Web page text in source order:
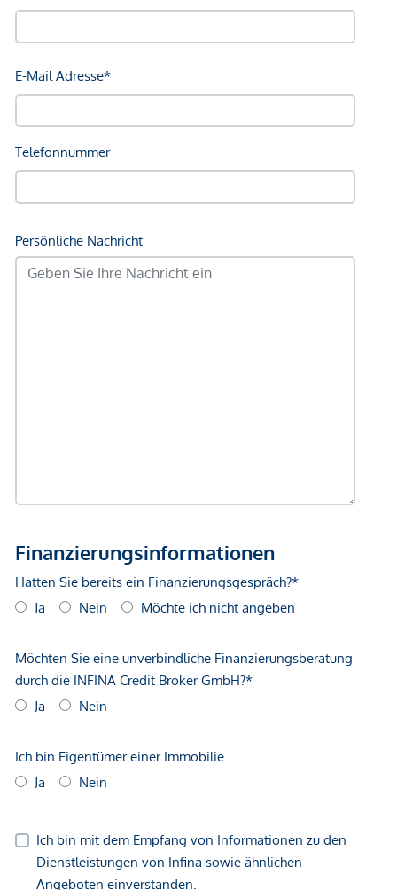
*Der Vertrag kommt nicht mit der INFINA Credit Broker
GmbH zustande. Das Objekt wird von einem externen
Immobilienunternehmen angeboten. Allfällige aus dem
geltend zu machen. Wir weisen Sie darauf hin, dass die
gemachten Angaben und Informationen lediglich
unverbindliche Vorabinformationen sind und daher ohne